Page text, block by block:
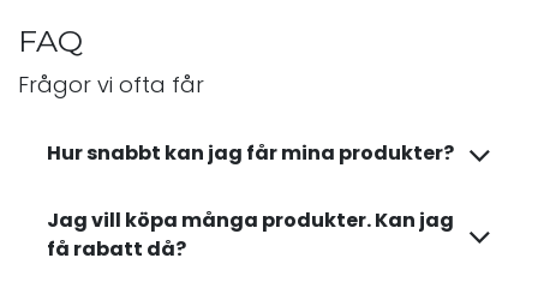
FAQ
Frågor vi ofta får
Hur snabbt kan jag får mina produkter?
Jag vill köpa många produkter. Kan jag
få rabatt då?